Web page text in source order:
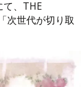
て、THE
次世代が切り取